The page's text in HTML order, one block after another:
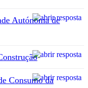
Autónoma de
Consumo da